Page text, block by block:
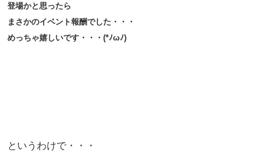
登場かと思ったら
まさかのイベント報酬でした・・・
めっちゃ嬉しいです・・・(*ﾉωﾉ)
というわけで・・・